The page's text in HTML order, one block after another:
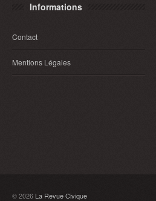
Informations
Contact
Mentions Légales
© 2026 La Revue Civique